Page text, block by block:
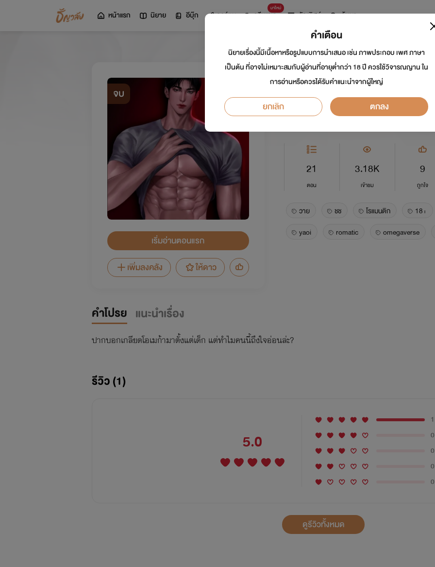
หน้าแรก นิยาย อีบุ๊ก การ์ตูน
มาใหม่
ดรีมแชท ธัญลิสต์ ค้นหา
จบ
เริ่มอ่านตอนแรก
เพิ่มลงคลัง
ให้ดาว
ไหนบอกไม่ชอบโอเ
นักเขียน:MAPRAWLOVER
Y
21
ตอน
3.18K
เข้าชม
9
ถูกใจ
วาย ชช โรแมนติก 18+
yaoi
romatic omegaverse
คำโปรย แนะนำเรื่อง
ปากบอกเกลียดโอเมก้ามาตั้งแต่เด็ก แต่ทำไมคนนี้ถึงใจอ่อนล่ะ?
รีวิว (1)
5.0
1
0
0
0
0
ดูรีวิวทั้งหมด
คำเตือน
นิยายเรื่องนี้มีเนื้อหาหรือรูปแบบการนำเสนอ เช่น ภาพประกอบ เพศ ภาษา
เป็นต้น ที่อาจไม่เหมาะสมกับผู้อ่านที่อายุต่ำกว่า 18 ปี ควรใช้วิจารณญาน ใน
การอ่านหรือควรได้รับคำแนะนำจากผู้ใหญ่
ยกเลิก ตกลง